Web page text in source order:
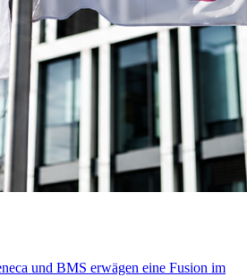
und BMS erwägen eine Fusion im